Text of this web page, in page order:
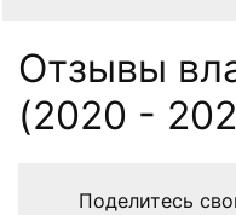
Отзывы
(2020 -
Поделитесь